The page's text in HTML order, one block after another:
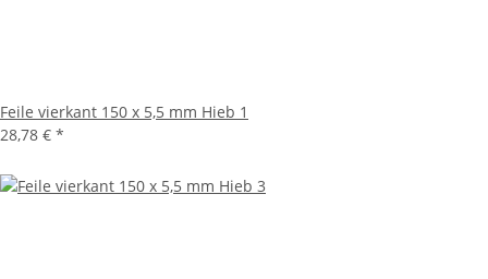
Feile vierkant 150 x 5,5 mm Hieb 1
28,78 € *